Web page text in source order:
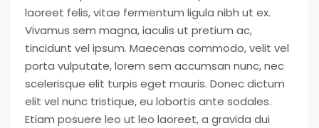
laoreet felis, vitae fermentum ligula nibh ut ex.
Vivamus sem magna, iaculis ut pretium ac,
tincidunt vel ipsum. Maecenas commodo, velit vel
porta vulputate, lorem sem accumsan nunc, nec
scelerisque elit turpis eget mauris. Donec dictum
elit vel nunc tristique, eu lobortis ante sodales.
Etiam posuere leo ut leo laoreet, a gravida dui